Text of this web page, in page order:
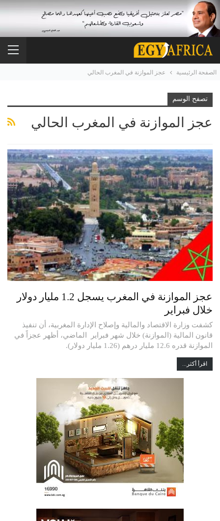
الصفحة الرئيسية عجز الموازنة في المغرب الحالي
تصفح الوسم
عجز الموازنة في المغرب الحالي
عجز الموازنة في المغرب يسجل 1.2 مليار دولار
خلال فبراير
كشفت وزارة الاقتصاد والمالية وإصلاح الإدارة المغربية، أن تنفيذ
قانون المالية (الموازنة) خلال شهر فبراير الماضي، أظهر عجزاً في
الموازنة قدره 12.6 مليار درهم (1.26 مليار دولار).
اقرأ أكثر...